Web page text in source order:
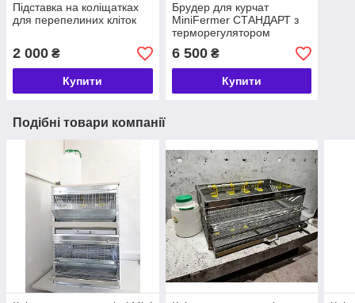
Підставка на коліщатках
для перепелиних кліток
2 000 ₴
Купити
Брудер для курчат
MiniFermer СТАНДАРТ з
терморегулятором
6 500₴
Купити
Подібні товари компанії